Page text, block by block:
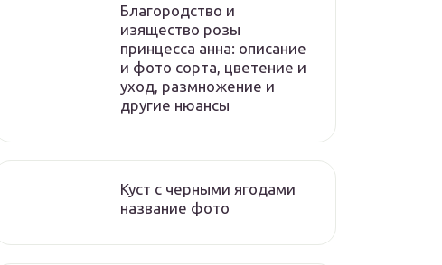
Благородство и
изящество розы
принцесса анна: описание
и фото сорта, цветение и
уход, размножение и
другие нюансы
Куст с черными ягодами
название фото